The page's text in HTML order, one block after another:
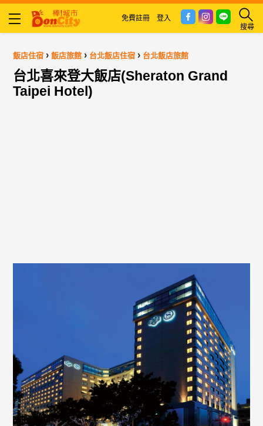
搜尋
免費註冊 登入
飯店住宿 ›飯店旅館 › 台北飯店住宿 › 台北飯店旅館
台北喜來登大飯店(Sheraton Grand
Taipei Hotel)